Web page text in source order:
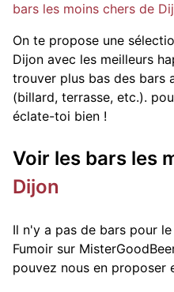
bars les moins chers de
On te propose une
Dijon avec les meilleurs
trouver plus bas des bars
(billard, terrasse, etc.).
éclate-toi bien !
Voir les bars les
Dijon
Il n'y a pas de bars pour
Fumoir sur
pouvez nous en proposer